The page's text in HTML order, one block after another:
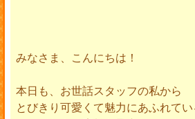
みなさま、こんにちは！
本日も、お世話スタッフの私から
とびきり可愛くて魅力にあふれてい